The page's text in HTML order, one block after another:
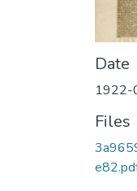
Date
Files